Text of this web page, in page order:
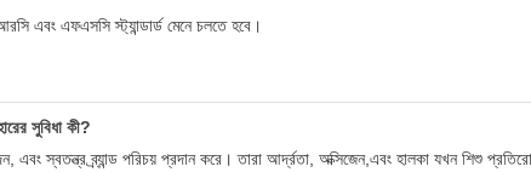
এবং এফএসসি স্ট্যান্ডার্ড মেনে চলতে হবে।
সুবিধা কী?
স্বতন্ত্র ব্র্যান্ড পরিচয় প্রদান করে। তারা আর্দ্রতা, অক্সিজেন,এবং হালকা যখন শিশু